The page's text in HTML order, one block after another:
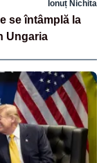
Ionuț Nichita
se întâmplă la
Ungaria